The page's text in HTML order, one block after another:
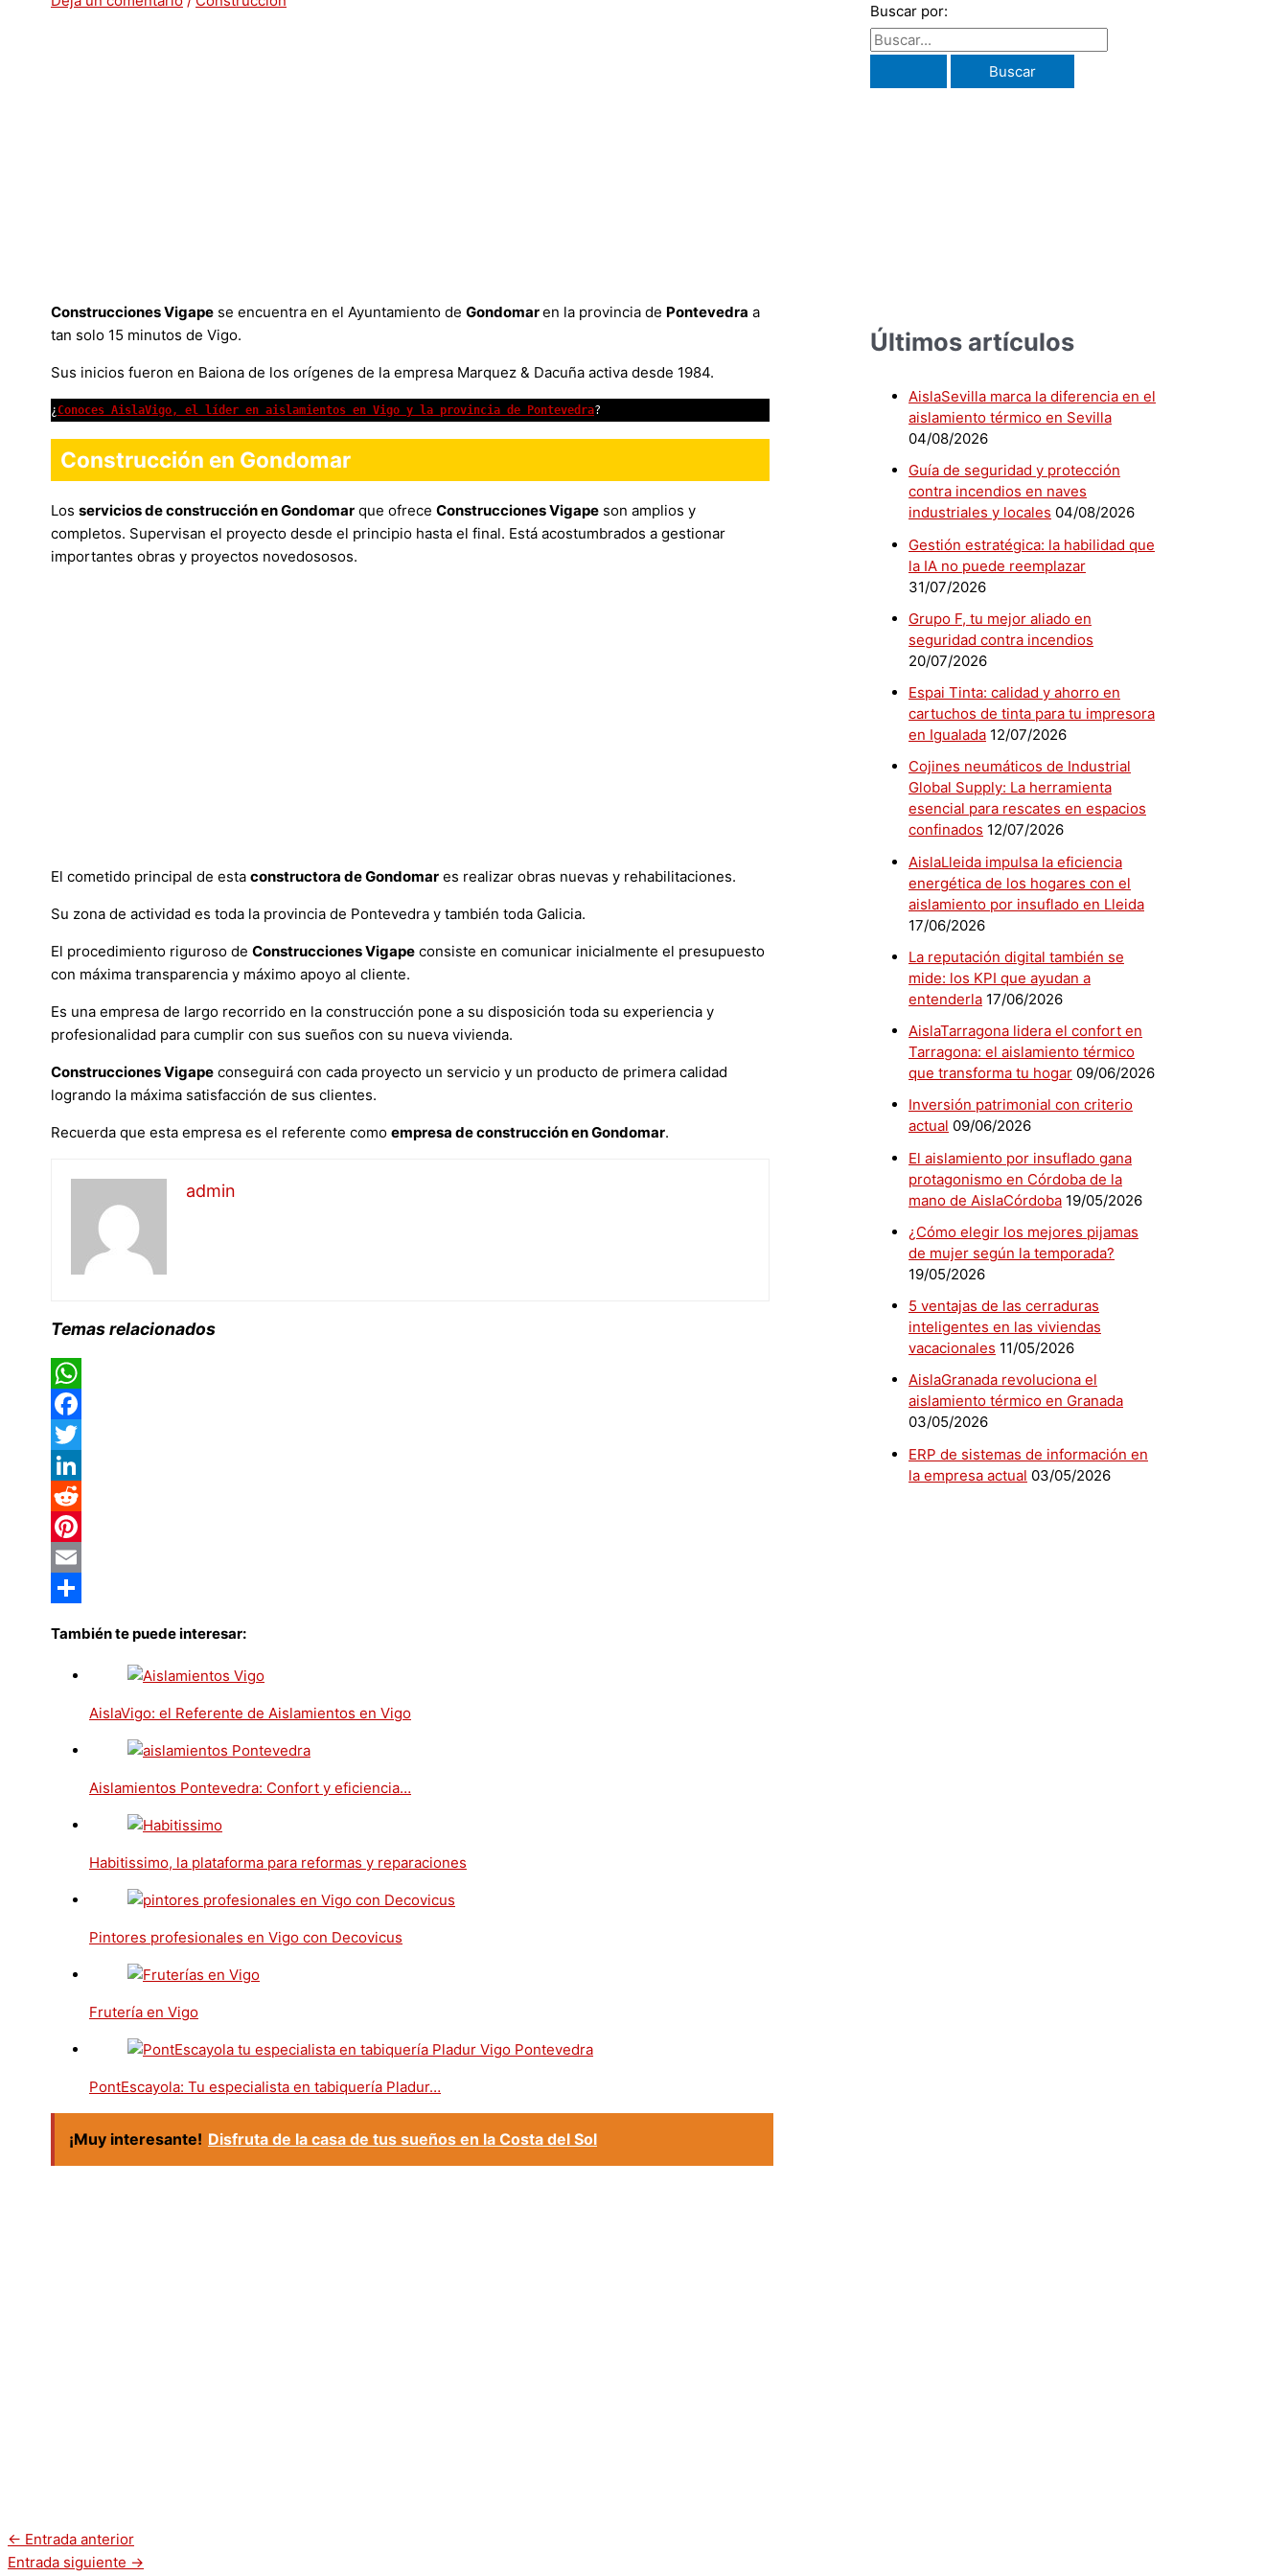
Construcciones Vigape se encuentra en el Ayuntamiento de Gondomaren la provincia de Pontevedra a
tan solo 15 minutos de Vigo.
Sus inicios fueron en Baiona de los orígenes de la empresa Marquez & Dacuña activa desde 1984.
¿ Conoces AislaVigo, el líder en aislamientos en Vigo y la provincia de Pontevedra?
Construcción en Gondomar
Los servicios de construcción en Gondomar que ofrece Construcciones Vigape son amplios y
completos. Supervisan el proyecto desde el principio hasta el final. Está acostumbrados a gestionar
importantes obras y proyectos novedososos.
El cometido principal de esta constructora de Gondomar es realizar obras nuevas y rehabilitaciones.
Su zona de actividad es toda la provincia de Pontevedra y también toda Galicia.
El procedimiento riguroso de Construcciones Vigape consiste en comunicar inicialmente el presupuesto
con máxima transparencia y máximo apoyo al cliente.
Es una empresa de largo recorrido en la construcción pone a su disposición toda su experiencia y
profesionalidad para cumplir con sus sueños con su nueva vivienda.
Construcciones Vigape conseguirá con cada proyecto un servicio y un producto de primera calidad
logrando la máxima satisfacción de sus clientes.
Recuerda que esta empresa es el referente como empresa de construcción en Gondomar.
admin
Temas relacionados
WhatsApp
Facebook
Twitter
LinkedIn
Reddit
Pinterest
Email
También te puede interesar:
AislaVigo: el Referente de Aislamientos en Vigo
Aislamientos Pontevedra: Confort y eficiencia…
Habitissimo, la plataforma para reformas y reparaciones
Pintores profesionales en Vigo con Decovicus
Frutería en Vigo
PontEscayola: Tu especialista en tabiquería Pladur…
¡Muy interesante! Disfruta de la casa de tus sueños en la Costa del Sol
← Entrada anterior
Entrada siguiente →
Buscar por:
Últimos artículos
AislaSevilla marca la diferencia en el
aislamiento térmico en Sevilla
04/08/2026
Guía de seguridad y protección
contra incendios en naves
industriales y locales 04/08/2026
Gestión estratégica: la habilidad que
la IA no puede reemplazar
31/07/2026
Grupo F, tu mejor aliado en
seguridad contra incendios
20/07/2026
Espai Tinta: calidad y ahorro en
cartuchos de tinta para tu impresora
en Igualada 12/07/2026
Cojines neumáticos de Industrial
Global Supply: La herramienta
esencial para rescates en espacios
confinados 12/07/2026
AislaLleida impulsa la eficiencia
energética de los hogares con el
aislamiento por insuflado en Lleida
17/06/2026
La reputación digital también se
mide: los KPI que ayudan a
entenderla 17/06/2026
AislaTarragona lidera el confort en
Tarragona: el aislamiento térmico
que transforma tu hogar 09/06/2026
Inversión patrimonial con criterio
actual 09/06/2026
El aislamiento por insuflado gana
protagonismo en Córdoba de la
mano de AislaCórdoba 19/05/2026
¿Cómo elegir los mejores pijamas
de mujer según la temporada?
19/05/2026
5 ventajas de las cerraduras
inteligentes en las viviendas
vacacionales 11/05/2026
AislaGranada revoluciona el
aislamiento térmico en Granada
03/05/2026
ERP de sistemas de información en
la empresa actual 03/05/2026